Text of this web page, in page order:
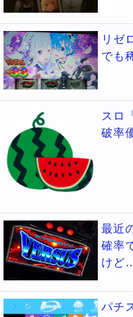
リゼ
でも
スロ
破率
最近
確率
けど
パチ